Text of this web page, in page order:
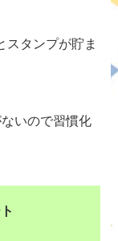
スタンプが貯ま
いので習慣化